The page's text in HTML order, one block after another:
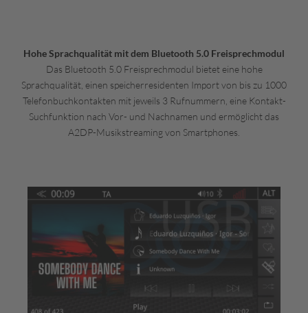
Hohe Sprachqualität mit dem Bluetooth 5.0 Freisprechmodul
Das Bluetooth 5.0 Freisprechmodul bietet eine hohe
Sprachqualität, einen speicherresidenten Import von bis zu 1000
Telefonbuchkontakten mit jeweils 3 Rufnummern, eine Kontakt-
Suchfunktion nach Vor- und Nachnamen und ermöglicht das
A2DP-Musikstreaming von Smartphones.